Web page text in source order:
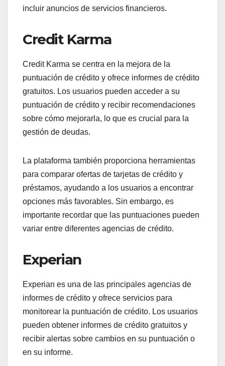
incluir anuncios de servicios financieros.
Credit Karma
Credit Karma se centra en la mejora de la
puntuación de crédito y ofrece informes de crédito
gratuitos. Los usuarios pueden acceder a su
puntuación de crédito y recibir recomendaciones
sobre cómo mejorarla, lo que es crucial para la
gestión de deudas.
La plataforma también proporciona herramientas
para comparar ofertas de tarjetas de crédito y
préstamos, ayudando a los usuarios a encontrar
opciones más favorables. Sin embargo, es
importante recordar que las puntuaciones pueden
variar entre diferentes agencias de crédito.
Experian
Experian es una de las principales agencias de
informes de crédito y ofrece servicios para
monitorear la puntuación de crédito. Los usuarios
pueden obtener informes de crédito gratuitos y
recibir alertas sobre cambios en su puntuación o
en su informe.